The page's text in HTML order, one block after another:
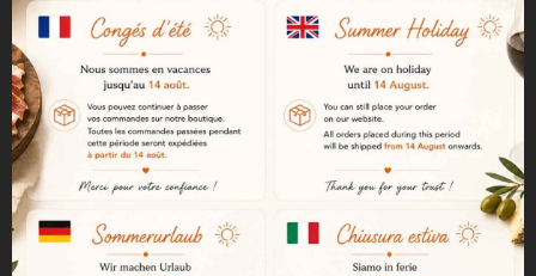
传统且可持续的捕捞方式
捕捞过程采用传统渔法，既保护海洋
环境，又尊重自然资源。
纯手工制作
整个制作过程均采用手工工艺，以最
大限度地保留鱼肉的品质及其风味。